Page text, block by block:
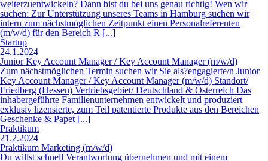
weiterzuentwickeln? Dann bist du bei uns genau richtig! Wen wir
suchen: Zur Unterstützung unseres Teams in Hamburg suchen wir
intern zum nächstmöglichen Zeitpunkt einen Personalreferenten
(m/w/d) für den Bereich R [...]
Startup
24.1.2024
Junior Key Account Manager / Key Account Manager (m/w/d)
Zum nächstmöglichen Termin suchen wir Sie als?engagierte/n Junior
Key Account Manager / Key Account Manager (m/w/d) Standort/
Friedberg (Hessen) Vertriebsgebiet/ Deutschland & Österreich Das
inhabergeführte Familienunternehmen entwickelt und produziert
exklusiv lizensierte, zum Teil patentierte Produkte aus den Bereichen
Geschenke & Papet [...]
Praktikum
21.2.2024
Praktikum Marketing (m/w/d)
Du willst schnell Verantwortung übernehmen und mit einem